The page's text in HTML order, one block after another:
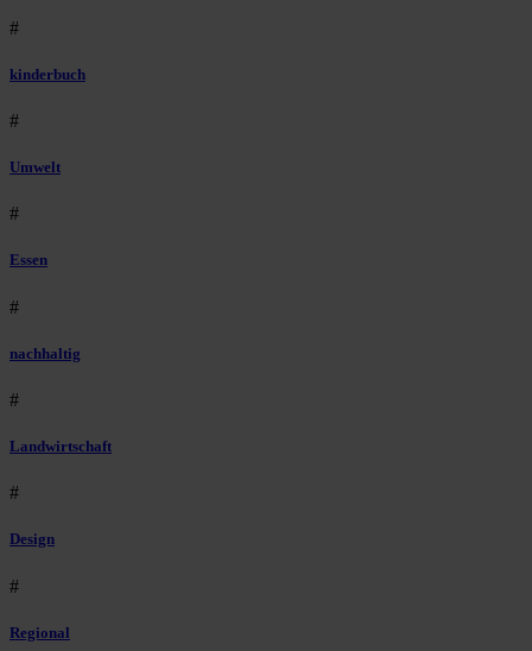
#
kinderbuch
#
Umwelt
#
Essen
#
nachhaltig
#
Landwirtschaft
#
Design
#
Regional